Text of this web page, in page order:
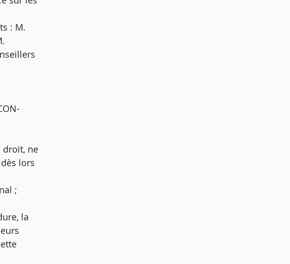
: M.
droit, ne
lors
;
la